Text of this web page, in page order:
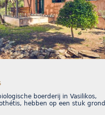
boerderij in Vasilikos,
hebben op een stuk grond